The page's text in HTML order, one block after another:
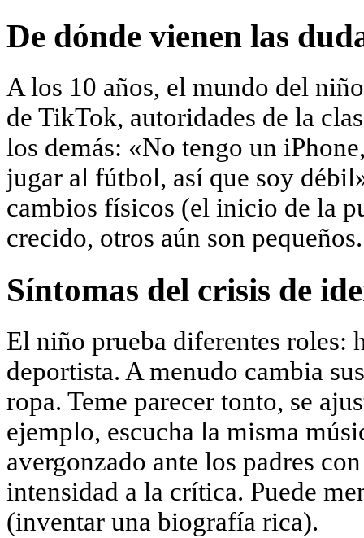
De dónde vienen las
A los 10 años, el mundo del
de TikTok, autoridades de la
los demás: «No tengo un
jugar al fútbol, así que soy
cambios físicos (el inicio de la
crecido, otros aún son pequeños.
Síntomas del crisis de
El niño prueba diferentes roles:
deportista. A menudo cambia
ropa. Teme parecer tonto, se
ejemplo, escucha la misma
avergonzado ante los padres
intensidad a la crítica. Puede
(inventar una biografía rica).